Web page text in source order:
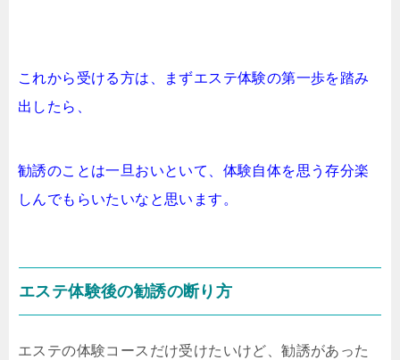
これから受ける方は、まずエステ体験の第一歩を踏み
出したら、
勧誘のことは一旦おいといて、体験自体を思う存分楽
しんでもらいたいなと思います。
エステ体験後の勧誘の断り方
エステの体験コースだけ受けたいけど、勧誘があった